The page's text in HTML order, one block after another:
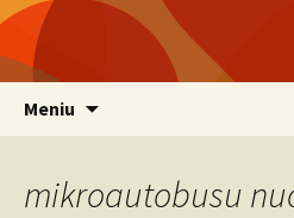
Meniu
mikroautobusu